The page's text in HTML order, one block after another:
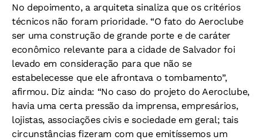
No depoimento, a arquiteta sinaliza que os critérios
técnicos não foram prioridade. “O fato do Aeroclube
ser uma construção de grande porte e de caráter
econômico relevante para a cidade de Salvador foi
levado em consideração para que não se
estabelecesse que ele afrontava o tombamento”,
afirmou. Diz ainda: “No caso do projeto do Aeroclube,
havia uma certa pressão da imprensa, empresários,
lojistas, associações civis e sociedade em geral; tais
circunstâncias fizeram com que emitíssemos um